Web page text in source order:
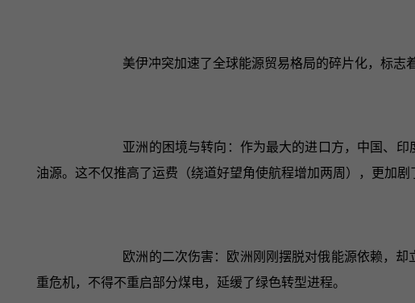
美伊冲突加速了全球能源贸易格局的碎片化，标志
亚洲的困境与转向：作为最大的进口方，中国、
油源。这不仅推高了运费（绕道好望角使航程增加两周），更加剧
欧洲的二次伤害：欧洲刚刚摆脱对俄能源依赖，
重危机，不得不重启部分煤电，延缓了绿色转型进程。